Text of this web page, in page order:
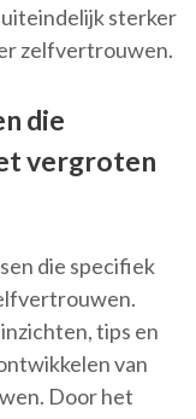
sterker
zelfvertrouwen.
die
vergroten
die specifiek
tips en
van
Door het